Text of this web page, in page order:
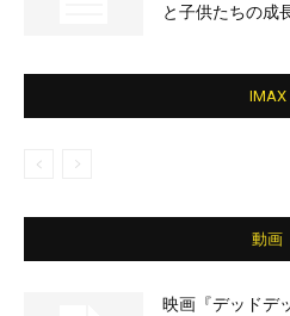
と子供たちの成
IMAX
動画
映画『デッドデ